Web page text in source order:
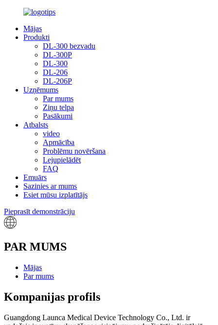
Mājas
Produkti
DL-300 bezvadu
DL-300P
DL-300
DL-206
DL-206P
Uzņēmums
Par mums
Ziņu telpa
Pasākumi
Atbalsts
video
Apmācība
Problēmu novēršana
Lejupielādēt
FAQ
Emuārs
Sazinies ar mums
Esiet mūsu izplatītājs
Pieprasīt demonstrāciju
PAR MUMS
Mājas
Par mums
Kompanijas profils
Guangdong Launca Medical Device Technology Co., Ltd. ir